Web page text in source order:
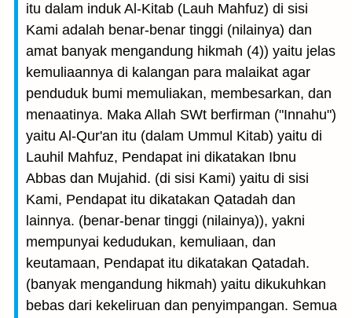
itu dalam induk Al-Kitab (Lauh Mahfuz) di sisi
Kami adalah benar-benar tinggi (nilainya) dan
amat banyak mengandung hikmah (4)) yaitu jelas
kemuliaannya di kalangan para malaikat agar
penduduk bumi memuliakan, membesarkan, dan
menaatinya. Maka Allah SWt berfirman ("Innahu")
yaitu Al-Qur'an itu (dalam Ummul Kitab) yaitu di
Lauhil Mahfuz, Pendapat ini dikatakan Ibnu
Abbas dan Mujahid. (di sisi Kami) yaitu di sisi
Kami, Pendapat itu dikatakan Qatadah dan
lainnya. (benar-benar tinggi (nilainya)), yakni
mempunyai kedudukan, kemuliaan, dan
keutamaan, Pendapat itu dikatakan Qatadah.
(banyak mengandung hikmah) yaitu dikukuhkan
bebas dari kekeliruan dan penyimpangan. Semua